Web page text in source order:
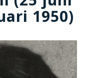
1950)